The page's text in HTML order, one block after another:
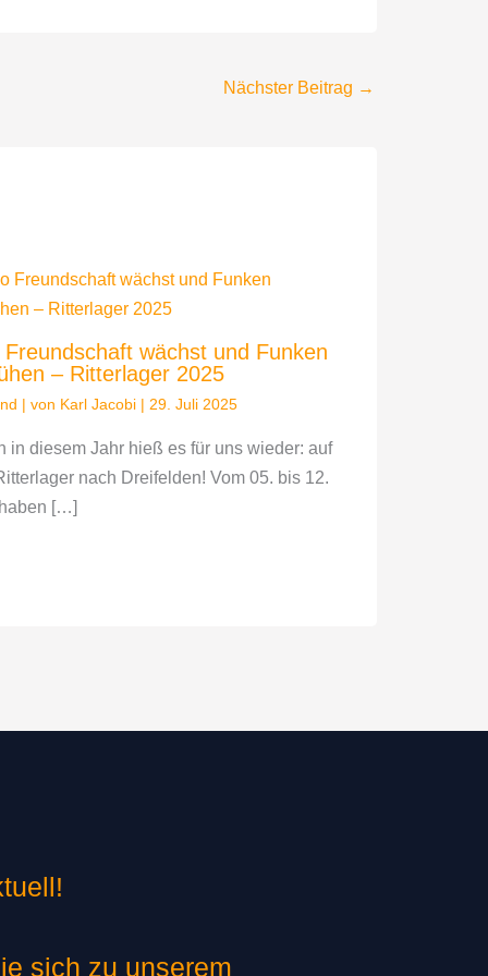
Nächster Beitrag →
Freundschaft wächst und Funken
– Ritterlager 2025
| von Karl Jacobi | 29. Juli 2025
in diesem Jahr hieß es für uns wieder: auf
nach Dreifelden! Vom 05. bis 12.
[…]
sich zu unserem